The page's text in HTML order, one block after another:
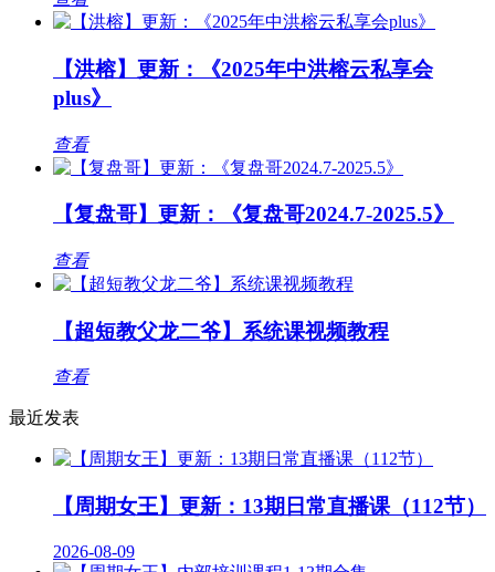
【洪榕】更新：《2025年中洪榕云私享会
plus》
查看
【复盘哥】更新：《复盘哥2024.7-2025.5》
查看
【超短教父龙二爷】系统课视频教程
查看
最近发表
【周期女王】更新：13期日常直播课（112节）
2026-08-09